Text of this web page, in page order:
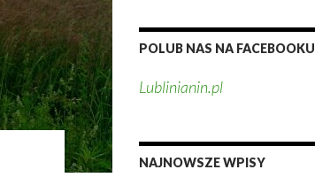
POLUB NAS NA FACEBOOKU
Lublinianin.pl
NAJNOWSZE WPISY